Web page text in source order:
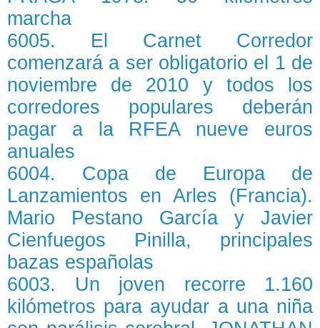
marcha
6005. El Carnet Corredor
comenzará a ser obligatorio el 1 de
noviembre de 2010 y todos los
corredores populares deberán
pagar a la RFEA nueve euros
anuales
6004. Copa de Europa de
Lanzamientos en Arles (Francia).
Mario Pestano García y Javier
Cienfuegos Pinilla, principales
bazas españolas
6003. Un joven recorre 1.160
kilómetros para ayudar a una niña